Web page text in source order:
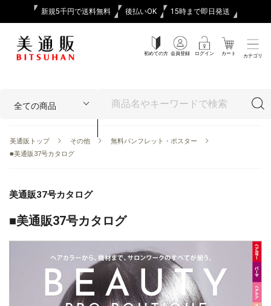
新規5千円で送料無料 後払いOK 15時まで即日発送
初めての方 会員登録 ログイン カート カテゴリ
美通販トップ その他
無料パンフレット・ポスター
■美通販37号カタログ
美通販37号カタログ
■美通販37号カタログ